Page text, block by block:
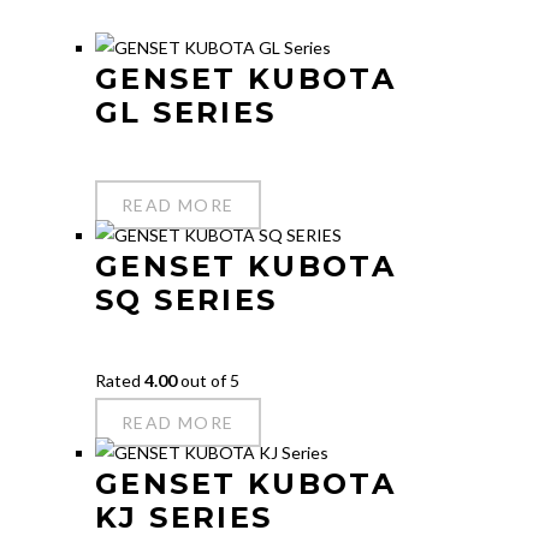
GENSET KUBOTA
GL SERIES
READ MORE
GENSET KUBOTA
SQ SERIES
Rated 4.00out of 5
READ MORE
GENSET KUBOTA
KJ SERIES